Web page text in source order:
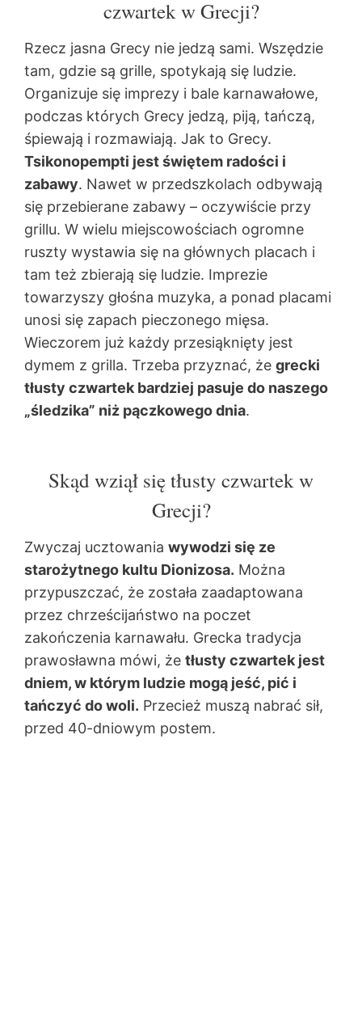
czwartek w Grecji?
Rzecz jasna Grecy nie jedzą sami. Wszędzie
tam, gdzie są grille, spotykają się ludzie.
Organizuje się imprezy i bale karnawałowe,
podczas których Grecy jedzą, piją, tańczą,
śpiewają i rozmawiają. Jak to Grecy.
Tsikonopempti jest świętem radości i
zabawy. Nawet w przedszkolach odbywają
się przebierane zabawy – oczywiście przy
grillu. W wielu miejscowościach ogromne
ruszty wystawia się na głównych placach i
tam też zbierają się ludzie. Imprezie
towarzyszy głośna muzyka, a ponad placami
unosi się zapach pieczonego mięsa.
Wieczorem już każdy przesiąknięty jest
dymem z grilla. Trzeba przyznać, że grecki
tłusty czwartek bardziej pasuje do naszego
„śledzika” niż pączkowego dnia.
Skąd wziął się tłusty czwartek w
Grecji?
Zwyczaj ucztowania wywodzi się ze
starożytnego kultu Dionizosa. Można
przypuszczać, że została zaadaptowana
przez chrześcijaństwo na poczet
zakończenia karnawału. Grecka tradycja
prawosławna mówi, że tłusty czwartek jest
dniem, w którym ludzie mogą jeść, pić i
tańczyć do woli. Przecież muszą nabrać sił,
przed 40-dniowym postem.